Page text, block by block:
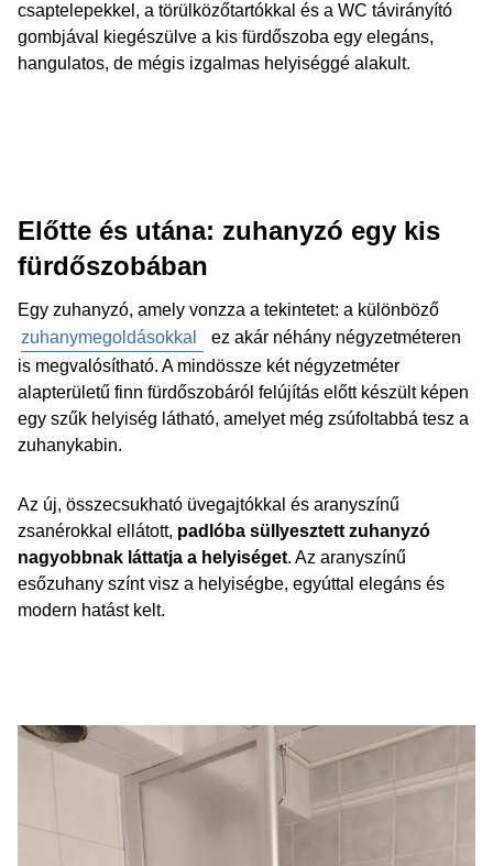
csaptelepekkel, a törülközőtartókkal és a WC távirányító
gombjával kiegészülve a kis fürdőszoba egy elegáns,
hangulatos, de mégis izgalmas helyiséggé alakult.
Előtte és utána: zuhanyzó egy kis
fürdőszobában
Egy zuhanyzó, amely vonzza a tekintetet: a különböző
zuhanymegoldásokkal
ez akár néhány négyzetméteren
is megvalósítható. A mindössze két négyzetméter
alapterületű finn fürdőszobáról felújítás előtt készült képen
egy szűk helyiség látható, amelyet még zsúfoltabbá tesz a
zuhanykabin.
Az új, összecsukható üvegajtókkal és aranyszínű
zsanérokkal ellátott, padlóba süllyesztett zuhanyzó
nagyobbnak láttatja a helyiséget. Az aranyszínű
esőzuhany színt visz a helyiségbe, egyúttal elegáns és
modern hatást kelt.